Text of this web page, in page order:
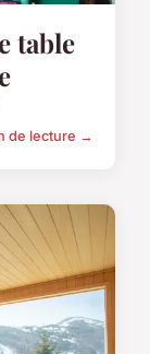
table
de lecture →